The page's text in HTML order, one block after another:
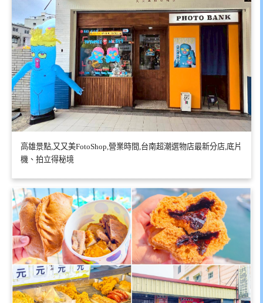
高雄景點,又又美FotoShop,營業時間,台南超潮選物店最新分店,底片
機、拍立得秘境